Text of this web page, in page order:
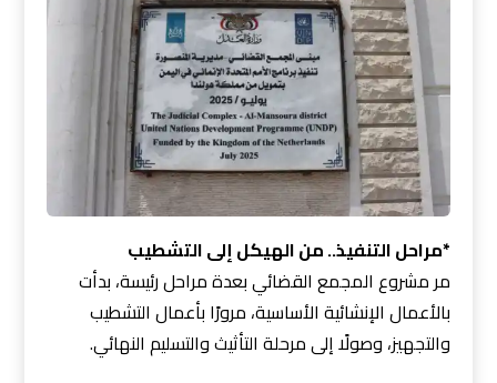
*مراحل التنفيذ.. من الهيكل إلى التشطيب
مر مشروع المجمع القضائي بعدة مراحل رئيسة، بدأت
بالأعمال الإنشائية الأساسية، مرورًا بأعمال التشطيب
والتجهيز، وصولًا إلى مرحلة التأثيث والتسليم النهائي.